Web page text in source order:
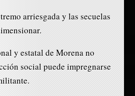
arriesgada y las secuelas
y estatal de Morena no
social puede impregnarse